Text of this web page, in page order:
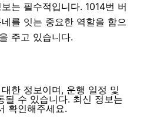
는 필수적입니다. 1014번 버
를 잇는 중요한 역할을 함으
주고 있습니다.
한 정보이며, 운행 일정 및
될 수 있습니다. 최신 정보는
확인해주세요.